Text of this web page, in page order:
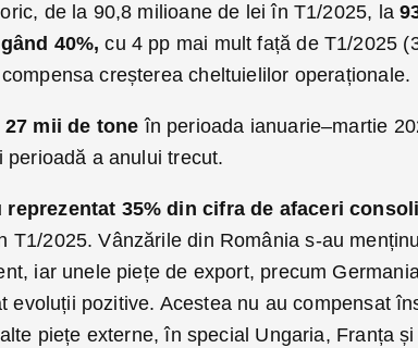
de la 90,8 milioane de lei în T1/2025, la
40%,cu 4 pp mai mult față de T1/2025
creșterea cheltuielilor operaționale.
27 mii de toneîn perioada ianuarie–martie
a anului trecut.
35% din cifra de afaceri
T1/2025. Vânzările din România s-au
iar unele piețe de export, precum
evoluții pozitive. Acestea nu au compensat
piețe externe, în special Ungaria, Franța